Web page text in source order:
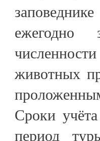
ежегодно
животных
Сроки
период